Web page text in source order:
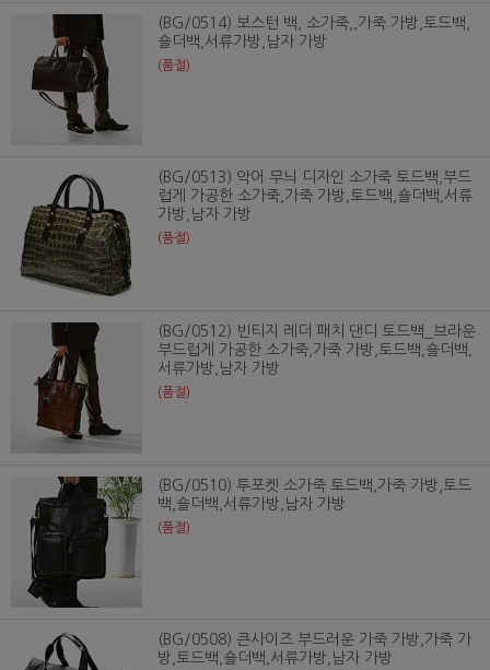
(BG/0514) 보스턴 백, 소가죽,,가죽 가방,토드백,
숄더백,서류가방,남자 가방
(품절)
(BG/0513) 악어 무늬 디자인 소가죽 토드백,부드
럽게 가공한 소가죽,가죽 가방,토드백,숄더백,서류
가방,남자 가방
(품절)
(BG/0512) 빈티지 레더 패치 댄디 토드백_브라운
부드럽게 가공한 소가죽,가죽 가방,토드백,숄더백,
서류가방,남자 가방
(품절)
(BG/0510) 투포켓 소가죽 토드백,가죽 가방,토드
백,숄더백,서류가방,남자 가방
(품절)
(BG/0508) 큰사이즈 부드러운 가죽 가방,가죽 가
방,토드백,숄더백,서류가방,남자 가방